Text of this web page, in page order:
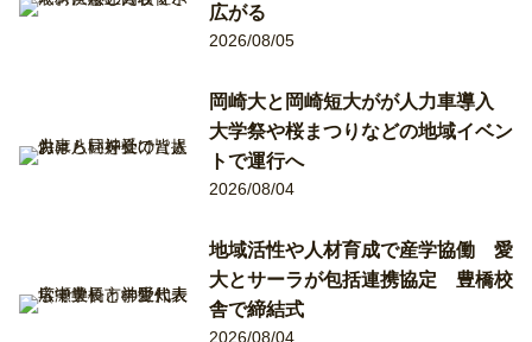
広がる
2026/08/05
岡崎大と岡崎短大がが人力車導入
大学祭や桜まつりなどの地域イベン
トで運行へ
2026/08/04
地域活性や人材育成で産学協働 愛
大とサーラが包括連携協定 豊橋校
舎で締結式
2026/08/04